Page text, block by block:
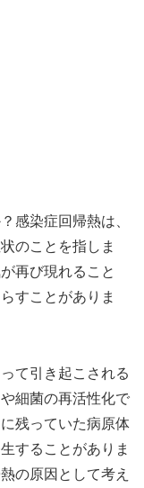
感染症回帰熱は、
のことを指しま
再び現れること
すことがありま
て引き起こされる
細菌の再活性化で
残っていた病原体
することがありま
の原因として考え